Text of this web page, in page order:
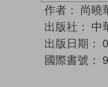
作者： 尚曉
出版社： 中
出版日期：
國際書號：